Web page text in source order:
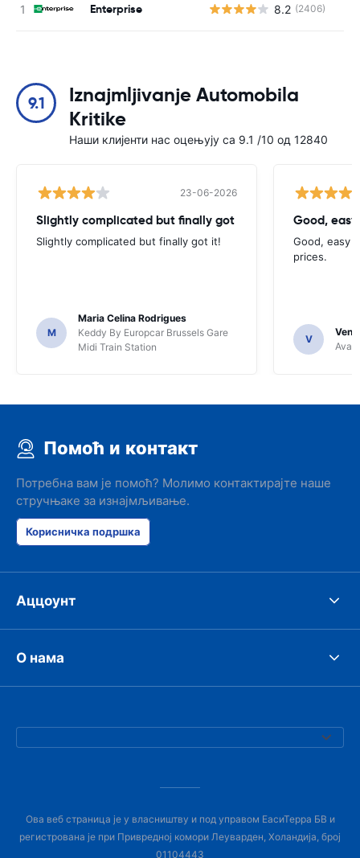
Enterprise 8.2 (2406)
9.1
Iznajmljivanje Automobila
Kritike
Наши клијенти нас оцењују са 9.1 /10 од 12840
23-06-2026
Slightly complicated but finally got
Slightly complicated but finally got it!
M
Maria Celina Rodrigues
Keddy By Europcar Brussels Gare
Midi Train Station
Good,
Good, easy
prices.
V
Помоћ и контакт
Потребна вам је помоћ? Молимо контактирајте наше
стручњаке за изнајмљивање.
Корисничка подршка
Аццоунт
О нама
Ова веб страница је у власништву и под управом ЕасиТерра БВ и
регистрована је при Привредној комори Леуварден, Холандија, број
01104443